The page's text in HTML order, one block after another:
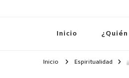
Inicio
Inicio Espiritualidad